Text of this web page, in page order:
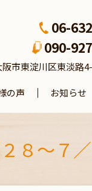
06-
090-
市東淀川区東淡路
の声 お知らせ
８～７